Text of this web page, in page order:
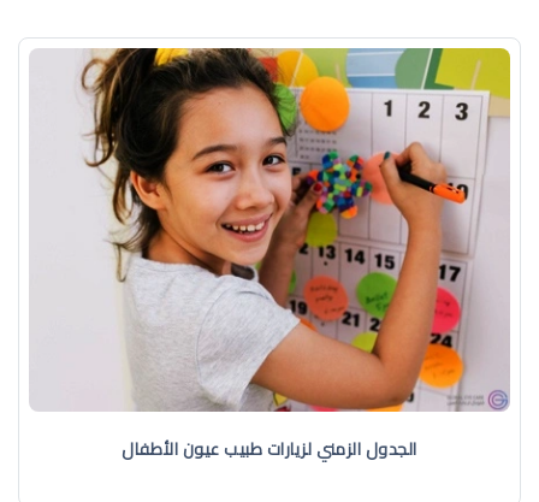
الجدول الزمني لزيارات طبيب عيون الأطفال